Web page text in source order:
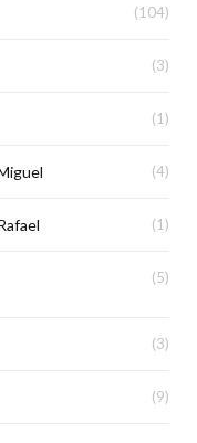
(104)
(3)
(1)
(4)
(1)
(5)
(3)
(9)